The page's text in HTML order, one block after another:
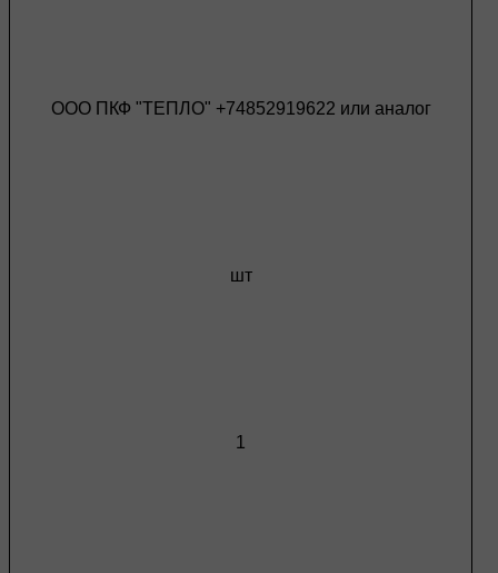
ООО ПКФ "ТЕПЛО" +74852919622 или аналог
шт
1